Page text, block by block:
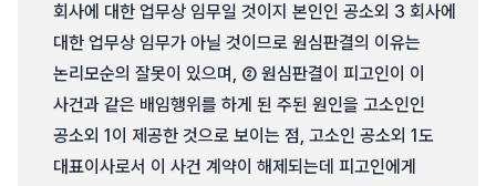
회사에 대한 업무상 임무일 것이지 본인인 공소외 3 회사에
대한 업무상 임무가 아닐 것이므로 원심판결의 이유는
논리모순의 잘못이 있으며, ② 원심판결이 피고인이 이
사건과 같은 배임행위를 하게 된 주된 원인을 고소인인
공소외 1이 제공한 것으로 보이는 점, 고소인 공소외 1도
대표이사로서 이 사건 계약이 해제되는데 피고인에게